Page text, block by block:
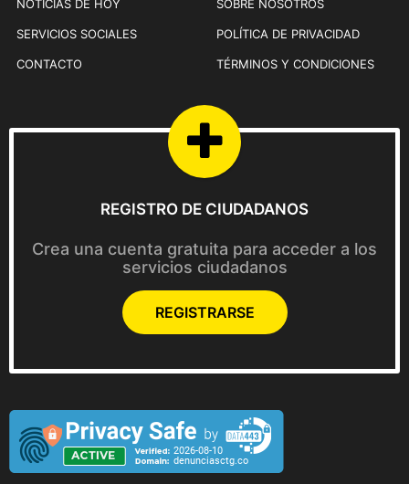
0
.
NOTICIAS DE HOY
SERVICIOS SOCIALES
CONTACTO
SOBRE NOSOTROS
POLÍTICA DE PRIVACIDAD
TÉRMINOS Y CONDICIONES
REGISTRO DE CIUDADANOS
Crea una cuenta gratuita para acceder a los
servicios ciudadanos
REGISTRARSE